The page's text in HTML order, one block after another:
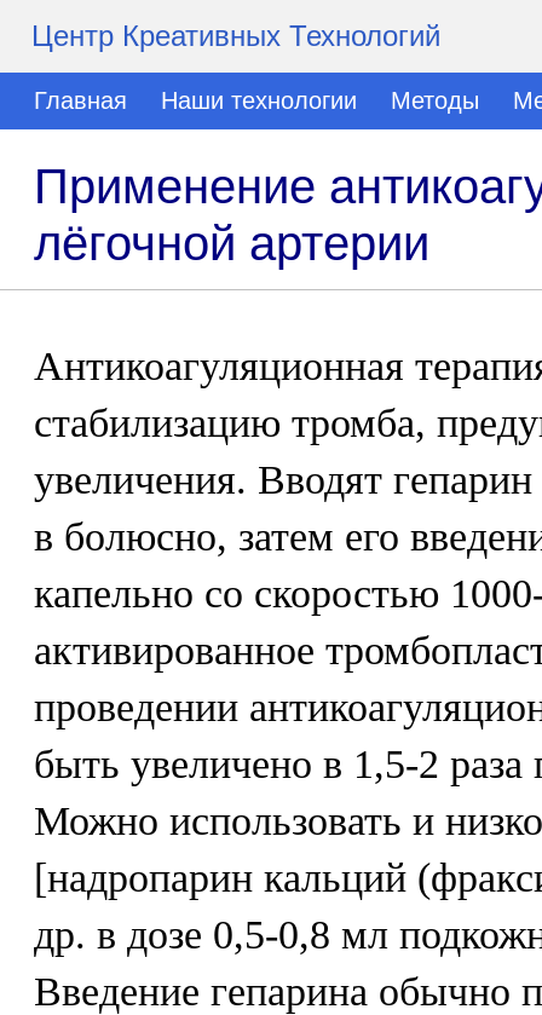
Центр Креативных Технологий
Главная Наши технологии Методы
Применение
лёгочной артерии
Антикоагуляционная
стабилизацию тромба,
увеличения. Вводят
в болюсно, затем его
капельно со скоростью
активированное
проведении
быть увеличено в 1,5-2
Можно использовать и
[надропарин кальций
др. в дозе 0,5-0,8 мл
Введение гепарина обычно